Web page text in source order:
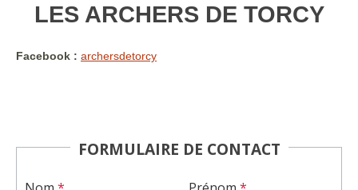
LES ARCHERS DE TORCY
Facebook : archersdetorcy
FORMULAIRE DE CONTACT